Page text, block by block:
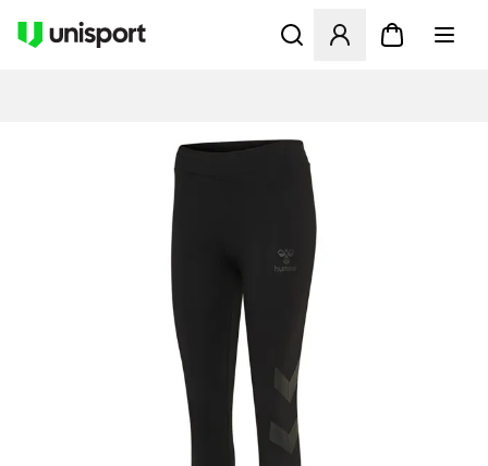
Åbner en Modal til at